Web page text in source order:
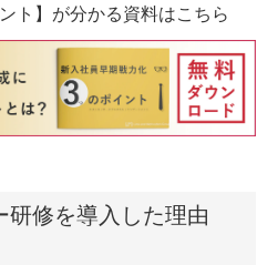
ト】が分かる資料はこちら
研修を導入した理由